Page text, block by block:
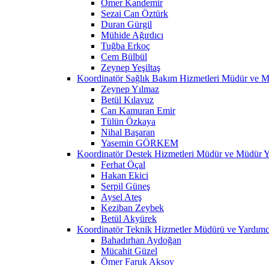
Ömer Kandemir
Sezai Can Öztürk
Duran Gürgil
Mühide Ağırdıcı
Tuğba Erkoç
Cem Bülbül
Zeynep Yeşiltaş
Koordinatör Sağlık Bakım Hizmetleri Müdür ve
Zeynep Yılmaz
Betül Kılavuz
Can Kamuran Emir
Tülün Özkaya
Nihal Başaran
Yasemin GÖRKEM
Koordinatör Destek Hizmetleri Müdür ve Müdür
Ferhat Öçal
Hakan Ekici
Serpil Güneş
Aysel Ateş
Keziban Zeybek
Betül Akyürek
Koordinatör Teknik Hizmetler Müdürü ve
Bahadırhan Aydoğan
Mücahit Güzel
Ömer Faruk Aksoy